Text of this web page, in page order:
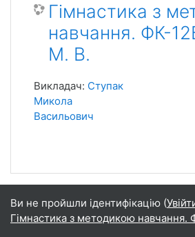
Гімнастика з
навчання. ФК-
М. В.
Викладач: Ступак
Микола
Васильович
Ви не пройшли ідентифікацію (
Гімнастика з методикою